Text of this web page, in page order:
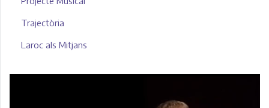
Trajectòria
Laroc als Mitjans